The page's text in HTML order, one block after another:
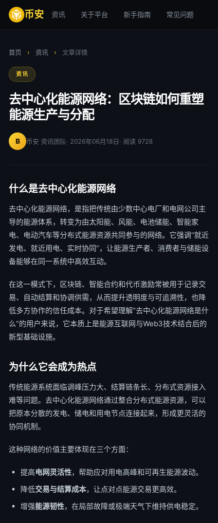
币安 资讯 关于平台 新手指南 常见问题
首页 › 资讯 › 文章详情
资讯
去中心化能源网络：区块链如何重塑
能源生产与分配
B 币安 资讯团队· 2026年06月18日· 阅读 9728
什么是去中心化能源网络
去中心化能源网络，是指把传统由少数中心电厂和电网公司主
导的能源体系，转变为由太阳能、风能、电池储能、智能家
电、电动汽车等分布式能源资源共同参与的网络。它强调“就近
发电、就近用电、实时协同”，让能源生产者、消费者与储能设
备能够在同一系统中高效互动。
在这一模式下，区块链、智能合约和代币激励常被用于记录交
易、自动结算和协调供需，从而提升透明度与可追溯性，也降
低多方协作的信任成本。对于希望理解“去中心化能源网络是什
么”的用户来说，它本质上是能源互联网与Web3技术结合后的
新型基础设施。
为什么它会成为热点
传统能源系统面临调峰压力大、结算链条长、分布式资源接入
难等问题。去中心化能源网络通过整合分布式能源资源，可以
把原本分散的发电、储电和用电节点连接起来，形成更灵活的
协同机制。
这种网络的价值主要体现在三个方面：
提高电网灵活性，帮助应对用电高峰和可再生能源波动。
降低交易与结算成本，让点对点能源交易更高效。
增强能源韧性，在局部故障或极端天气下维持供电稳定。